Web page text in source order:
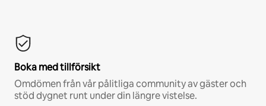
Boka med tillförsikt
Omdömen från vår pålitliga community av gäster och
stöd dygnet runt under din längre vistelse.